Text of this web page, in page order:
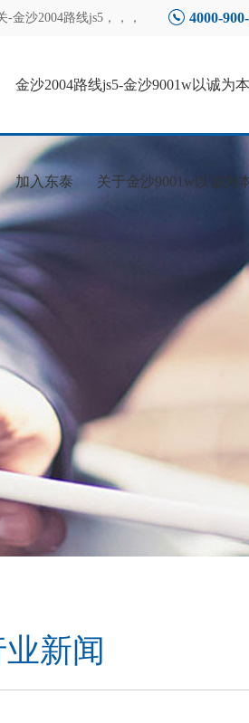
-金沙2004路线js5 ，，， 4000-
金沙2004路线js5-金沙9001w以诚为本
加入东泰 关于金沙9001w以诚为
新闻